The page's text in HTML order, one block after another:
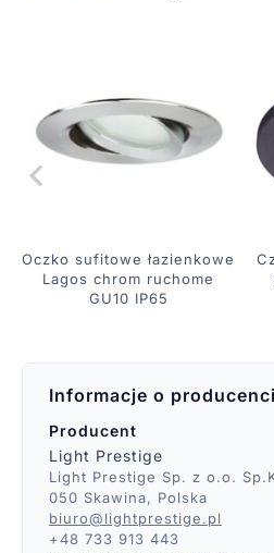
Oczko sufitowe łazienkowe
Lagos chrom ruchome
GU10 IP65
Informacje o
Producent
Light Prestige
Light Prestige Sp. z o.o.
050 Skawina, Polska
biuro@lightprestige.pl
+48 733 913 443